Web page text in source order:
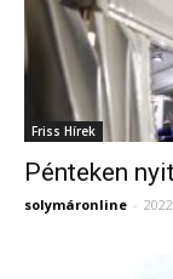
Friss Hírek
Pénteken
solymáronline -